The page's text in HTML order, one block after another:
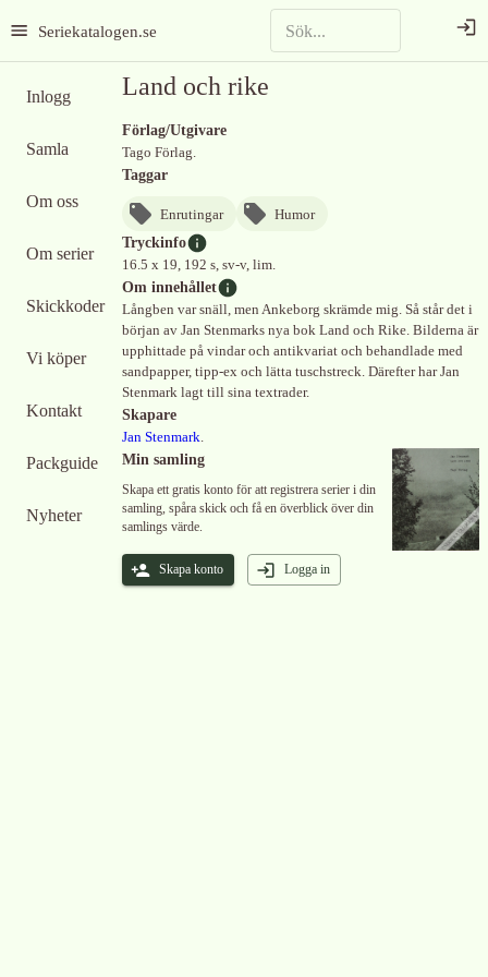
Seriekatalogen.se
Inlogg
Samla
Om oss
Om serier
Skickkoder
Vi köper
Kontakt
Packguide
Nyheter
Land och rike
Förlag/Utgivare
Tago Förlag.
Taggar
Enrutingar
Humor
Tryckinfo
16.5 x 19, 192 s, sv-v, lim.
Om innehållet
Långben var snäll, men Ankeborg skrämde mig. Så står det i
början av Jan Stenmarks nya bok Land och Rike. Bilderna är
upphittade på vindar och antikvariat och behandlade med
sandpapper, tipp-ex och lätta tuschstreck. Därefter har Jan
Stenmark lagt till sina textrader.
Skapare
Jan Stenmark.
Min samling
Skapa ett gratis konto för att registrera serier i din
samling, spåra skick och få en överblick över din
samlings värde.
Skapa konto Logga in